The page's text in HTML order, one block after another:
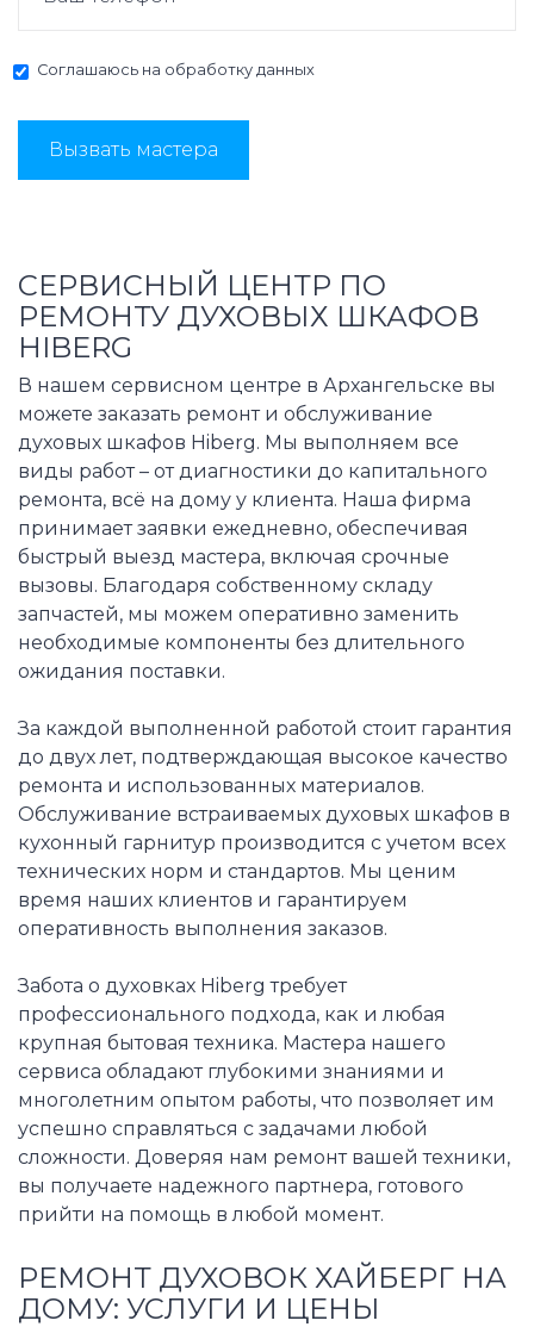
Соглашаюсь на обработку данных
Вызвать мастера
СЕРВИСНЫЙ ЦЕНТР ПО
РЕМОНТУ ДУХОВЫХ ШКАФОВ
HIBERG
В нашем сервисном центре в Архангельске вы
можете заказать ремонт и обслуживание
духовых шкафов Hiberg. Мы выполняем все
виды работ – от диагностики до капитального
ремонта, всё на дому у клиента. Наша фирма
принимает заявки ежедневно, обеспечивая
быстрый выезд мастера, включая срочные
вызовы. Благодаря собственному складу
запчастей, мы можем оперативно заменить
необходимые компоненты без длительного
ожидания поставки.
За каждой выполненной работой стоит гарантия
до двух лет, подтверждающая высокое качество
ремонта и использованных материалов.
Обслуживание встраиваемых духовых шкафов в
кухонный гарнитур производится с учетом всех
технических норм и стандартов. Мы ценим
время наших клиентов и гарантируем
оперативность выполнения заказов.
Забота о духовках Hiberg требует
профессионального подхода, как и любая
крупная бытовая техника. Мастера нашего
сервиса обладают глубокими знаниями и
многолетним опытом работы, что позволяет им
успешно справляться с задачами любой
сложности. Доверяя нам ремонт вашей техники,
вы получаете надежного партнера, готового
прийти на помощь в любой момент.
РЕМОНТ ДУХОВОК ХАЙБЕРГ НА
ДОМУ: УСЛУГИ И ЦЕНЫ